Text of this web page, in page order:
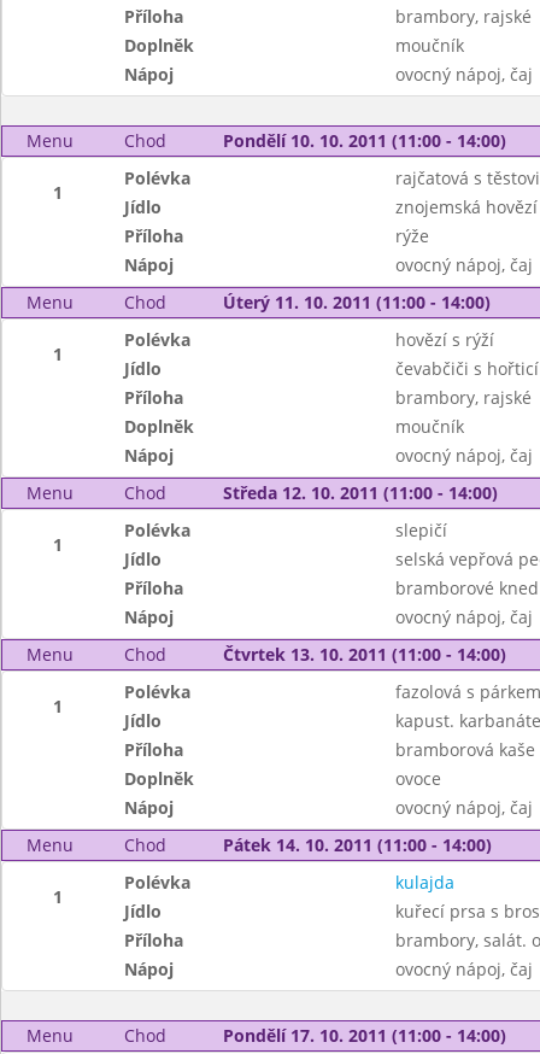
Příloha
brambory, rajské
Doplněk
moučník
Nápoj
ovocný nápoj, čaj
Menu Chod Pondělí 10. 10. 2011 (11:00 - 14:00)
1
Polévka
rajčatová s
Jídlo
znojemská
Příloha
rýže
Nápoj
ovocný nápoj, čaj
Menu
Chod Úterý 11. 10. 2011 (11:00 - 14:00)
1
Polévka
hovězí s rýží
Jídlo
čevabčiči s
Příloha
brambory, rajské
Doplněk
moučník
Nápoj
ovocný nápoj, čaj
Menu
Chod Středa 12. 10. 2011 (11:00 - 14:00)
1
Polévka
slepičí
Jídlo
selská vepřová
Příloha
bramborové
Nápoj
ovocný nápoj, čaj
Menu
Chod Čtvrtek 13. 10. 2011 (11:00 - 14:00)
1
Polévka
fazolová s párkem
Jídlo
kapust.
Příloha
bramborová kaše
Doplněk
ovoce
Nápoj
ovocný nápoj, čaj
Menu
Chod Pátek 14. 10. 2011 (11:00 - 14:00)
1
Polévka
kulajda
Jídlo
kuřecí prsa s
Příloha
brambory, salát.
Nápoj
ovocný nápoj, čaj
Menu Chod Pondělí 17. 10. 2011 (11:00 - 14:00)